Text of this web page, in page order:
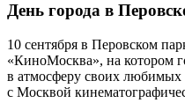
День города в
10 сентября в Перовском
«КиноМосква», на котором
в атмосферу своих любимых
с Москвой